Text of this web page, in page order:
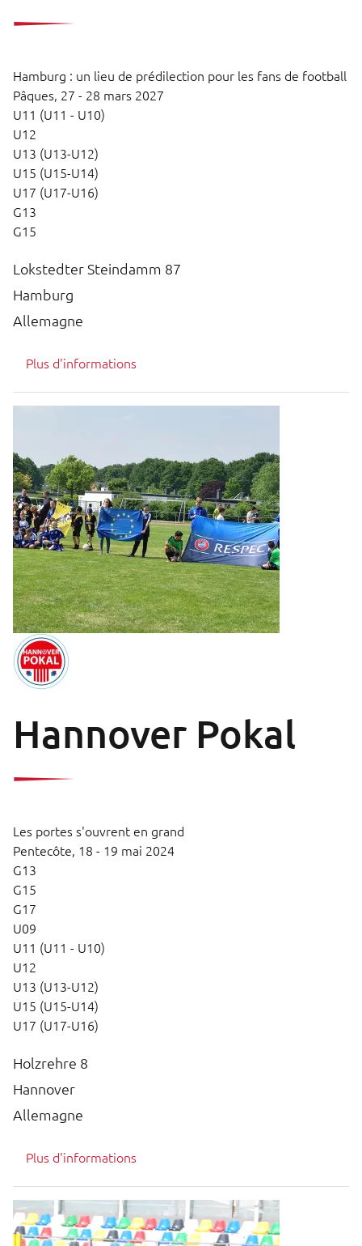
Hamburg : un lieu de prédilection pour les fans de football
Pâques, 27 - 28 mars 2027
U11 (U11 - U10)
U12
U13 (U13-U12)
U15 (U15-U14)
U17 (U17-U16)
G13
G15
Lokstedter Steindamm 87
Hamburg
Allemagne
Plus d'informations
Hannover Pokal
Les portes s'ouvrent en grand
Pentecôte, 18 - 19 mai 2024
G13
G15
G17
U09
U11 (U11 - U10)
U12
U13 (U13-U12)
U15 (U15-U14)
U17 (U17-U16)
Holzrehre 8
Hannover
Allemagne
Plus d'informations